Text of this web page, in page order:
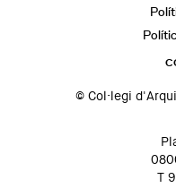
© Col·legi
T